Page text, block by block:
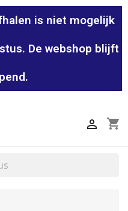
is niet mogelijk
De webshop blijft
shopping_cart
